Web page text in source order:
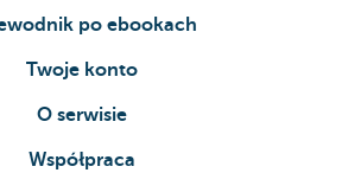
po ebookach
Twoje konto
O serwisie
Współpraca